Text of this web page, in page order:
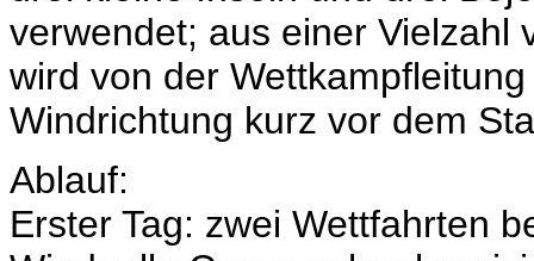
verwendet; aus einer Vielzahl
wird von der
Windrichtung kurz vor dem
Ablauf:
Erster Tag: zwei Wettfahrten